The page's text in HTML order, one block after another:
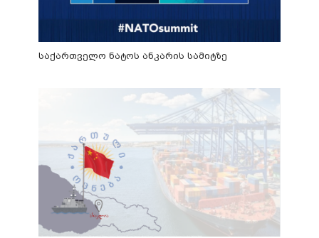
საქართველო ნატოს ანკარის სამიტზე